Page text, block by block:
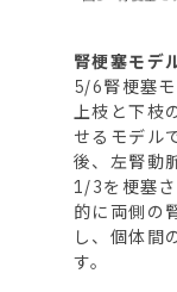
腎梗塞モデ
5/6腎梗塞
上枝と下枝
せるモデル
後、左腎動
1/3を梗塞
的に両側の
し、個体間
す。